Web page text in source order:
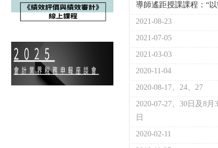
導師遙距授課課程：“
2021-08-23
2021-07-05
2021-03-03
2020-11-04
2020-08-17、24、27
2020-07-27、30日及8月3
日
2020-02-11